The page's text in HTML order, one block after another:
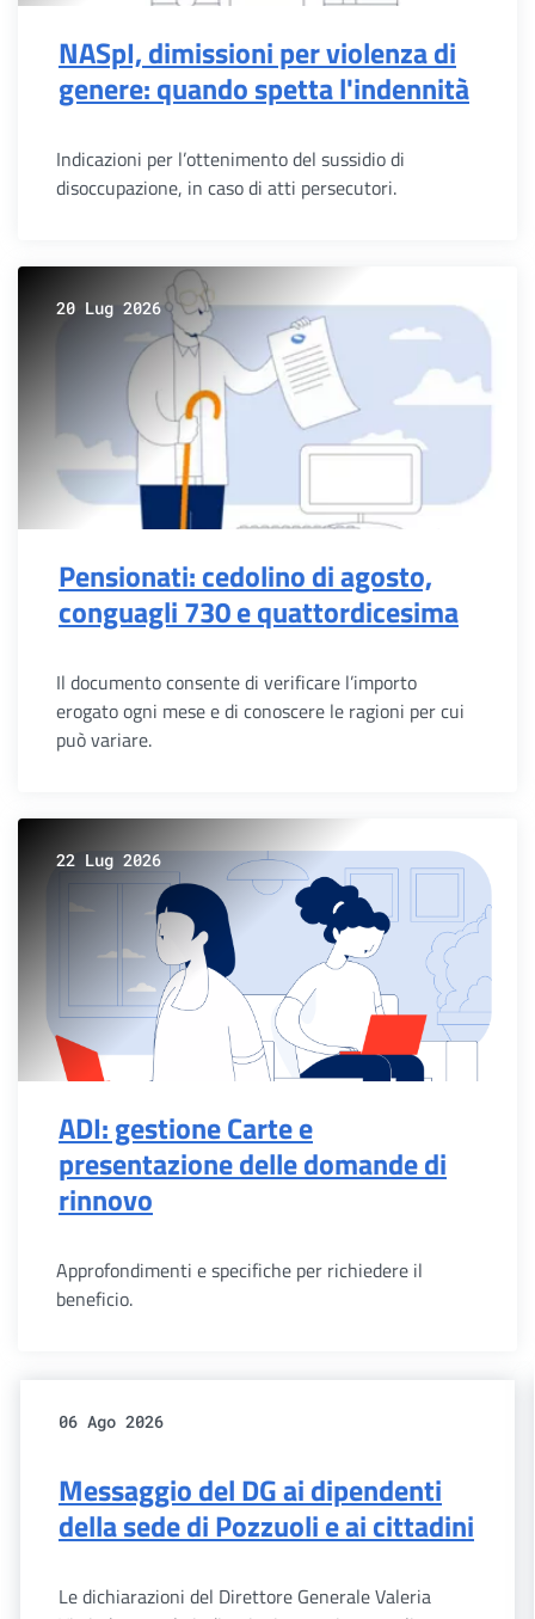
NASpI, dimissioni per violenza di
genere: quando spetta l'indennità
Indicazioni per l’ottenimento del sussidio di
disoccupazione, in caso di atti persecutori.
20 Lug 2026
Pensionati: cedolino di agosto,
conguagli 730 e quattordicesima
Il documento consente di verificare l’importo
erogato ogni mese e di conoscere le ragioni per cui
può variare.
22 Lug 2026
ADI: gestione Carte e
presentazione delle domande di
rinnovo
Approfondimenti e specifiche per richiedere il
beneficio.
06 Ago 2026
Messaggio del DG ai dipendenti
della sede di Pozzuoli e ai cittadini
Le dichiarazioni del Direttore Generale Valeria